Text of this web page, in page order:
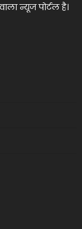
न्यूज पोर्टल है।